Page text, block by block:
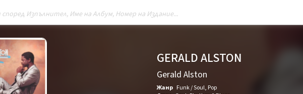
GERALD ALSTON
Gerald Alston
Жанр Funk / Soul, Pop